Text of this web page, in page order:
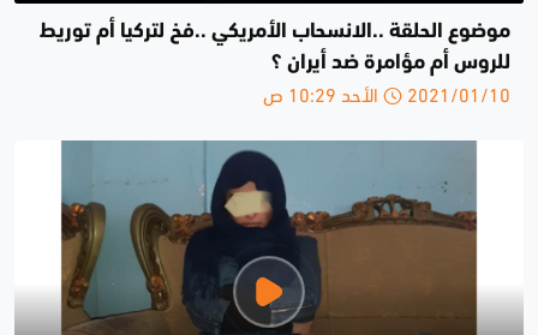
موضوع الحلقة ..الانسحاب الأمريكي ..فخ لتركيا أم توريط
للروس أم مؤامرة ضد أيران ؟
2021/01/10 الأحد 10:29 ص